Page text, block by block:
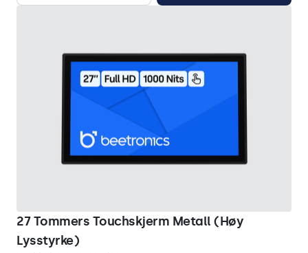
27 Tommers Touchskjerm Metall (Høy
Lysstyrke)